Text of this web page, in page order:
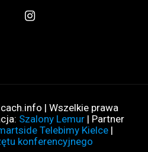
| Wszelkie prawa
Szalony Lemur | Partner
Telebimy Kielce|
konferencyjnego